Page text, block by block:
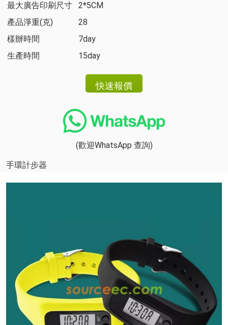
最大廣告印刷尺寸
2*5CM
產品淨重(克)
28
樣辦時間
7day
生產時間
15day
(歡迎WhatsApp 查詢)
手環計步器